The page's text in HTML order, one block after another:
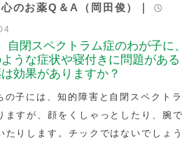
のお薬Q＆A（岡田俊）｜
自閉スペクトラム症のわが子に、
うな症状や寝付きに問題がある
効果がありますか？
子には、知的障害と自閉スペクトラ
ますが、顔をくしゃっとしたり、腕で
たりします。チックではないでしょう